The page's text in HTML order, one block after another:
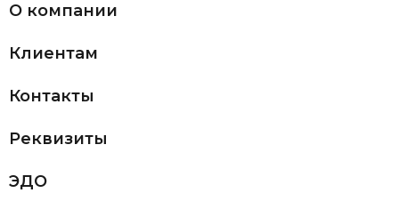
О компании
Клиентам
Контакты
Реквизиты
ЭДО